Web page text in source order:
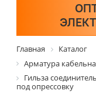
Главная
Каталог
Арматура
Гильза
под опрессовку